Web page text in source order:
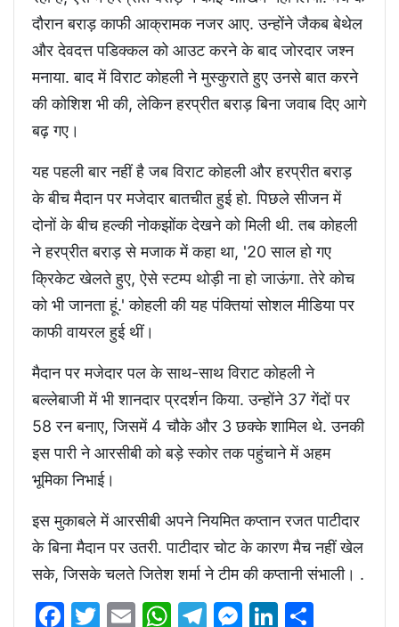
दौरान बराड़ काफी आक्रामक नजर आए. उन्होंने जैकब बेथेल
और देवदत्त पडिक्कल को आउट करने के बाद जोरदार जश्न
मनाया. बाद में विराट कोहली ने मुस्कुराते हुए उनसे बात करने
की कोशिश भी की, लेकिन हरप्रीत बराड़ बिना जवाब दिए आगे
बढ़ गए।
यह पहली बार नहीं है जब विराट कोहली और हरप्रीत बराड़
के बीच मैदान पर मजेदार बातचीत हुई हो. पिछले सीजन में
दोनों के बीच हल्की नोकझोंक देखने को मिली थी. तब कोहली
ने हरप्रीत बराड़ से मजाक में कहा था, '20 साल हो गए
क्रिकेट खेलते हुए, ऐसे स्टम्प थोड़ी ना हो जाऊंगा. तेरे कोच
को भी जानता हूं.' कोहली की यह पंक्तियां सोशल मीडिया पर
काफी वायरल हुई थीं।
मैदान पर मजेदार पल के साथ-साथ विराट कोहली ने
बल्लेबाजी में भी शानदार प्रदर्शन किया. उन्होंने 37 गेंदों पर
58 रन बनाए, जिसमें 4 चौके और 3 छक्के शामिल थे. उनकी
इस पारी ने आरसीबी को बड़े स्कोर तक पहुंचाने में अहम
भूमिका निभाई।
इस मुकाबले में आरसीबी अपने नियमित कप्तान रजत पाटीदार
के बिना मैदान पर उतरी. पाटीदार चोट के कारण मैच नहीं खेल
सके, जिसके चलते जितेश शर्मा ने टीम की कप्तानी संभाली। .
Facebook
Twitter
EmailWhatsApp
Telegram
Messenger
LinkedIn